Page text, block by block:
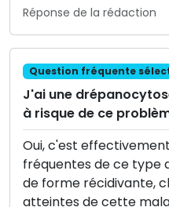
Réponse de la rédaction
Question fréquente
J'ai une
à risque de ce
Oui, c'est
fréquentes de ce type
de forme récidivante,
atteintes de cette